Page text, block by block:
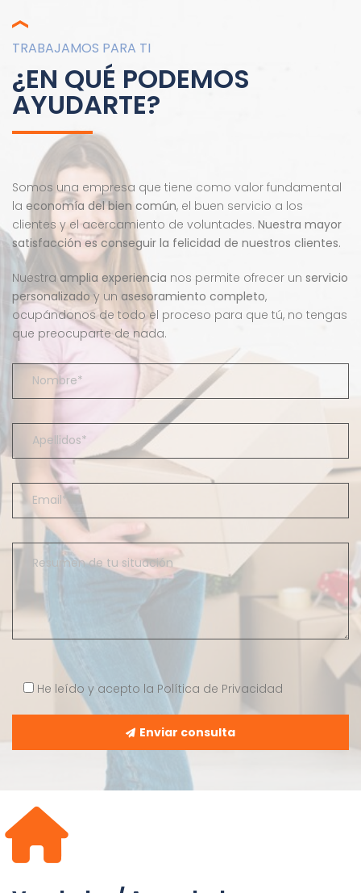
TRABAJAMOS PARA TI
¿EN QUÉ PODEMOS
AYUDARTE?
Somos una empresa que tiene como valor fundamental
la economía del bien común, el buen servicio a los
clientes y el acercamiento de voluntades. Nuestra mayor
satisfacción es conseguir la felicidad de nuestros clientes.
Nuestra amplia experiencia nos permite ofrecer un servicio
personalizadoy un asesoramiento completo,
ocupándonos de todo el proceso para que tú, no tengas
que preocuparte de nada.
He leído y acepto la Política de Privacidad
Enviar consulta